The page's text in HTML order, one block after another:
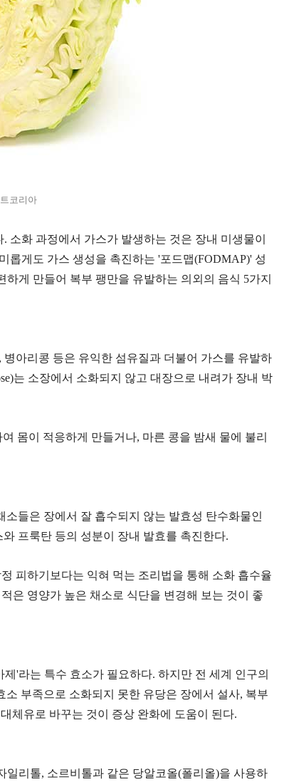
코리아
화 과정에서 가스가 발생하는 것은 장내 미생물이
롭게도 가스 생성을 촉진하는 '포드맵(FODMAP)' 성
게 만들어 복부 팽만을 유발하는 의외의 음식 5가지
아리콩 등은 유익한 섬유질과 더불어 가스를 유발하
는 소장에서 소화되지 않고 대장으로 내려가 장내 박
몸이 적응하게 만들거나, 마른 콩을 밤새 물에 불리
들은 장에서 잘 흡수되지 않는 발효성 탄수화물인
프룩탄 등의 성분이 장내 발효를 촉진한다.
피하기보다는 익혀 먹는 조리법을 통해 소화 흡수율
은 영양가 높은 채소로 식단을 변경해 보는 것이 좋
'라는 특수 효소가 필요하다. 하지만 전 세계 인구의
부족으로 소화되지 못한 유당은 장에서 설사, 복부
체유로 바꾸는 것이 증상 완화에 도움이 된다.
리톨, 소르비톨과 같은 당알코올(폴리올)을 사용하